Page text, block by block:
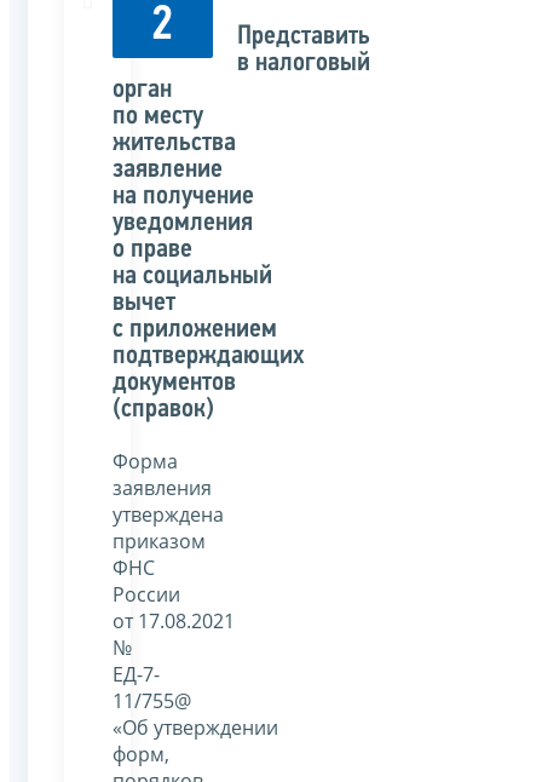
2
Представить
в налоговый
орган
по месту
жительства
заявление
на получение
уведомления
о праве
на социальный
вычет
с приложением
подтверждающих
документов
(справок)
Форма
заявления
утверждена
приказом
ФНС
России
от 17.08.2021
№
ЕД-7-
11/755@
«Об утверждении
форм,